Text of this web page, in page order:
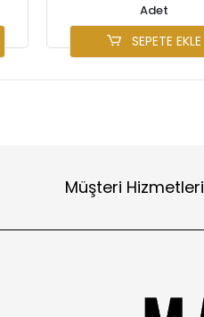
Adet
SEPETE EKLE
Müşteri Hizmetleri